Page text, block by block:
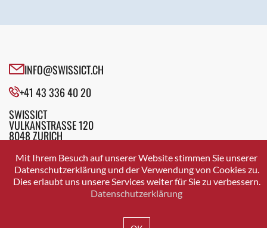
INFO@SWISSICT.CH
+41 43 336 40 20
SWISSICT
VULKANSTRASSE 120
8048 ZURICH
IMPRESSUM DATENSCHUTZ AGB
Mit Ihrem Besuch auf unserer Website stimmen Sie unserer
Datenschutzerklärung und der Verwendung von Cookies zu.
Dies erlaubt uns unsere Services weiter für Sie zu verbessern.
Datenschutzerklärung